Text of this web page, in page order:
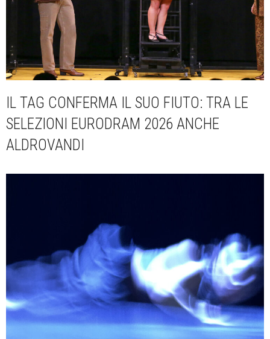
IL TAG CONFERMA IL SUO FIUTO: TRA LE
SELEZIONI EURODRAM 2026 ANCHE
ALDROVANDI